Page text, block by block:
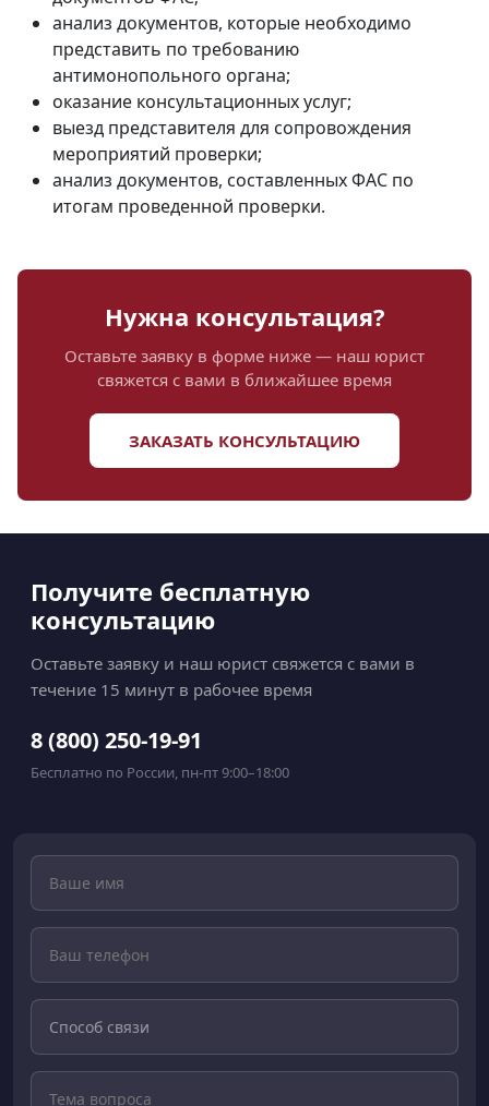
анализ документов, которые необходимо
представить по требованию
антимонопольного органа;
оказание консультационных услуг;
выезд представителя для сопровождения
мероприятий проверки;
анализ документов, составленных ФАС по
итогам проведенной проверки.
Нужна консультация?
Оставьте заявку в форме ниже — наш юрист
свяжется с вами в ближайшее время
ЗАКАЗАТЬ КОНСУЛЬТАЦИЮ
Получите бесплатную
консультацию
Оставьте заявку и наш юрист свяжется с вами в
течение 15 минут в рабочее время
8 (800) 250-19-91
Бесплатно по России, пн-пт 9:00–18:00